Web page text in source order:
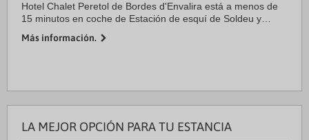
Hotel Chalet Peretol de Bordes d'Envalira está a menos de
15 minutos en coche de Estación de esquí de Soldeu y
encuentra a 20,9 km de Spa Caldea ...
Más información.
LA MEJOR OPCIÓN PARA TU ESTANCIA